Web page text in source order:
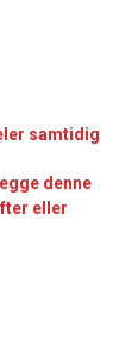
samtidig
denne
eller